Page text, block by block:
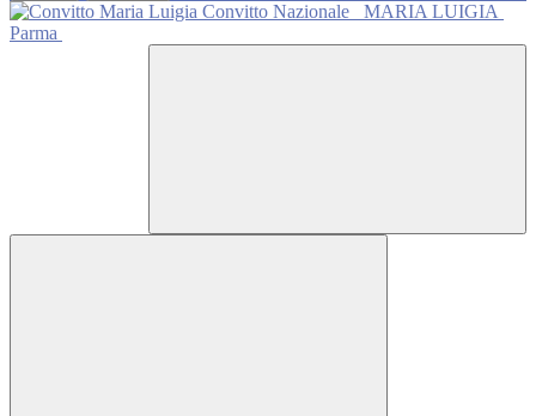
Convitto Nazionale
MARIA LUIGIA
Parma